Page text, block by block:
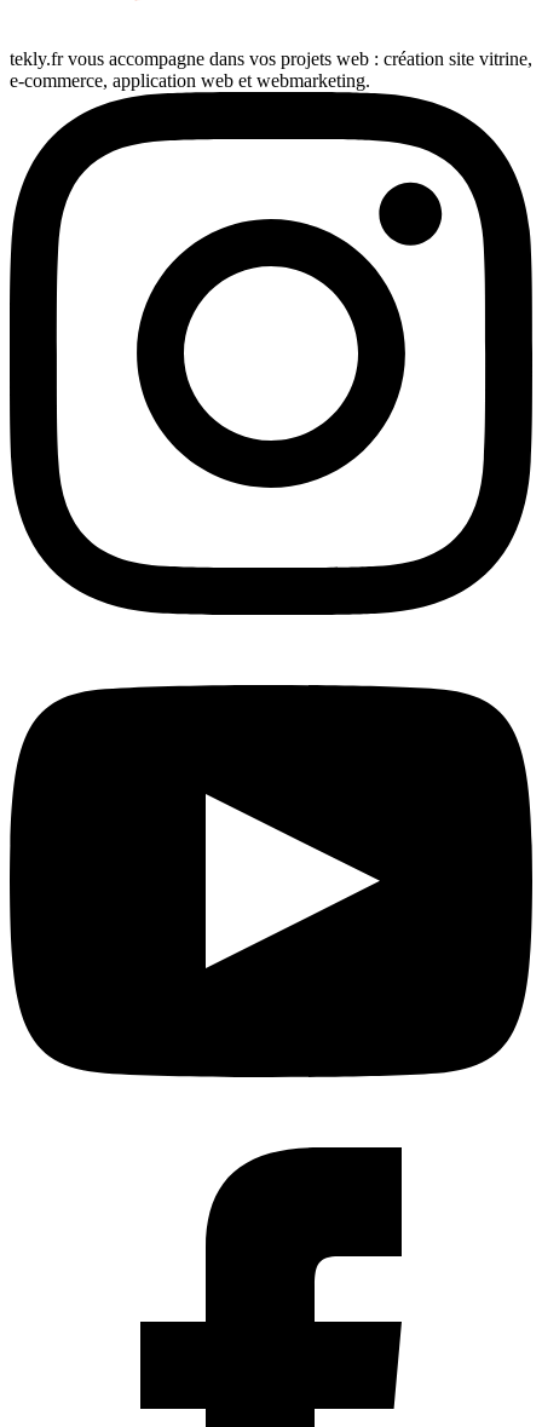
tekly.fr vous accompagne dans vos projets web : création site vitrine,
e-commerce, application web et webmarketing.